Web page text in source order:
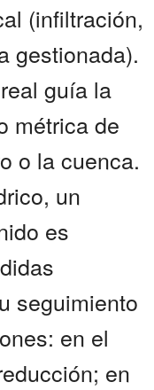
(infiltración,
gestionada).
guía la
métrica de
o la cuenca.
un
es
seguimiento
en el
en